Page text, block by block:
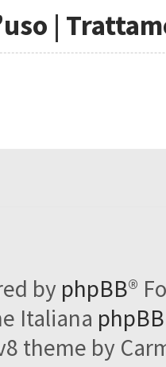
|
by phpBB®
Italiana
theme by